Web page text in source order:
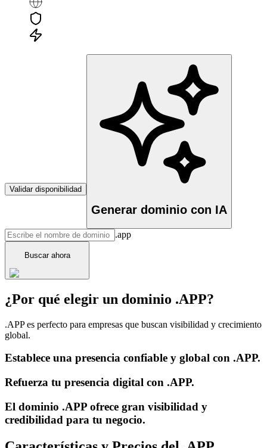
Validar disponibilidad
Generar dominio con IA
.app
Buscar ahora
¿Por qué elegir un dominio .APP?
.APP es perfecto para empresas que buscan visibilidad y crecimiento
global.
Establece una presencia confiable y global con .APP.
Refuerza tu presencia digital con .APP.
El dominio .APP ofrece gran visibilidad y
credibilidad para tu negocio.